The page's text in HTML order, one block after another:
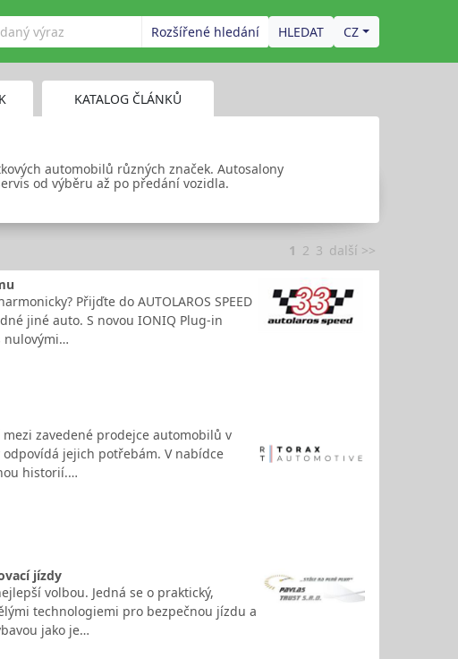
Rozšířené hledání CZ
KATALOG ČLÁNKŮ
automobilů různých značek. Autosalony
od výběru až po předání vozidla.
1 2 3 další >>
Přijďte do AUTOLAROS SPEED
jiné auto. S novou IONIQ Plug-in
nulovými…
mezi zavedené prodejce automobilů v
jejich potřebám. V nabídce
historií.…
jízdy
volbou. Jedná se o praktický,
technologiemi pro bezpečnou jízdu a
jako je…